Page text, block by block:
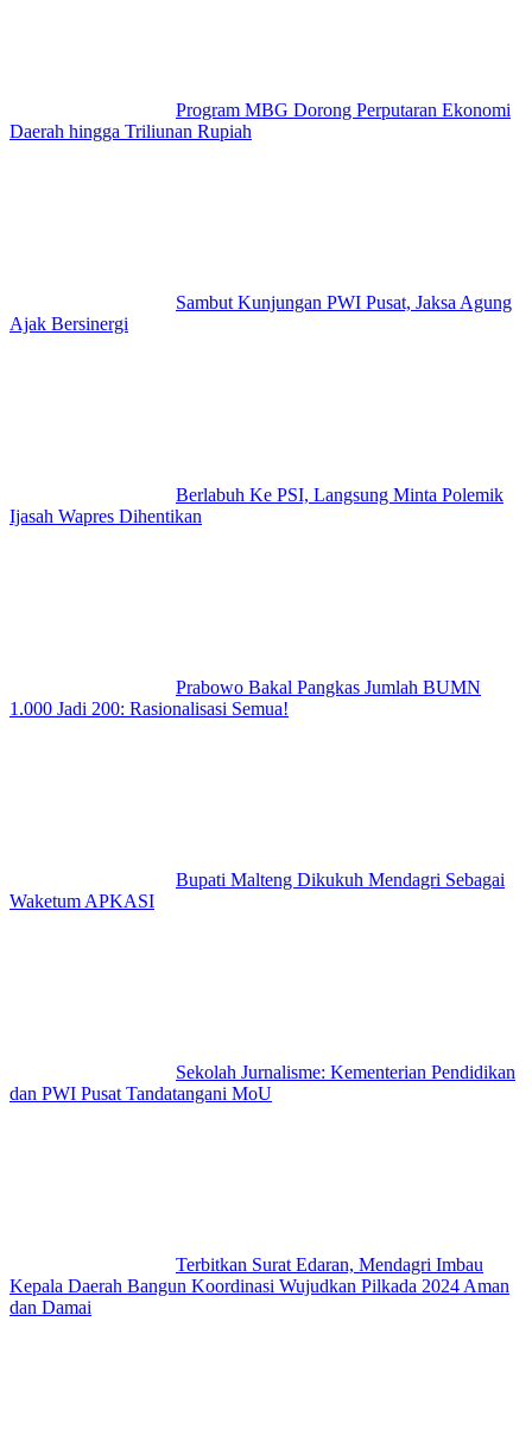
Program MBG Dorong Perputaran Ekonomi
Daerah hingga Triliunan Rupiah
Sambut Kunjungan PWI Pusat, Jaksa Agung
Ajak Bersinergi
Berlabuh Ke PSI, Langsung Minta Polemik
Ijasah Wapres Dihentikan
Prabowo Bakal Pangkas Jumlah BUMN
1.000 Jadi 200: Rasionalisasi Semua!
Bupati Malteng Dikukuh Mendagri Sebagai
Waketum APKASI
Sekolah Jurnalisme: Kementerian Pendidikan
dan PWI Pusat Tandatangani MoU
Terbitkan Surat Edaran, Mendagri Imbau
Kepala Daerah Bangun Koordinasi Wujudkan Pilkada 2024 Aman
dan Damai